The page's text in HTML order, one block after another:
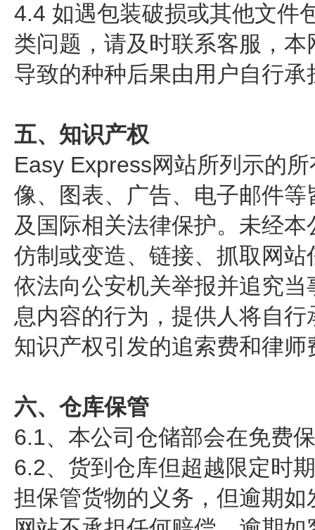
4.4 如遇包装破损或其他文件
类问题，请及时联系客服，
导致的种种后果由用户自行承
五、知识产权
Easy Express网站所列示的
像、图表、广告、电子邮件
及国际相关法律保护。未经
仿制或变造、链接、抓取网
依法向公安机关举报并追究
息内容的行为，提供人将自
知识产权引发的追索费和律
六、仓库保管
6.1、本公司仓储部会在免费
6.2、货到仓库但超越限定时
担保管货物的义务，但逾期